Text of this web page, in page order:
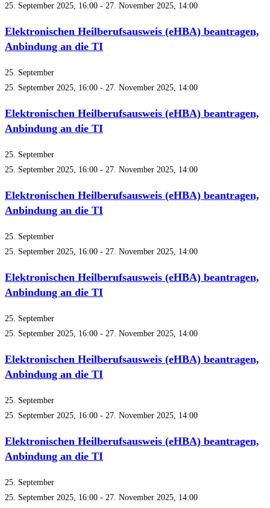
25. September 2025, 16:00 - 27. November 2025, 14:00
Elektronischen Heilberufsausweis (eHBA) beantragen,
Anbindung an die TI
25. September
25. September 2025, 16:00 - 27. November 2025, 14:00
Elektronischen Heilberufsausweis (eHBA) beantragen,
Anbindung an die TI
25. September
25. September 2025, 16:00 - 27. November 2025, 14:00
Elektronischen Heilberufsausweis (eHBA) beantragen,
Anbindung an die TI
25. September
25. September 2025, 16:00 - 27. November 2025, 14:00
Elektronischen Heilberufsausweis (eHBA) beantragen,
Anbindung an die TI
25. September
25. September 2025, 16:00 - 27. November 2025, 14:00
Elektronischen Heilberufsausweis (eHBA) beantragen,
Anbindung an die TI
25. September
25. September 2025, 16:00 - 27. November 2025, 14:00
Elektronischen Heilberufsausweis (eHBA) beantragen,
Anbindung an die TI
25. September
25. September 2025, 16:00 - 27. November 2025, 14:00